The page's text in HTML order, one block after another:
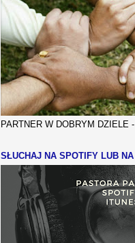
PARTNER W DOBRYM DZIELE
SŁUCHAJ NA SPOTIFY LUB NA